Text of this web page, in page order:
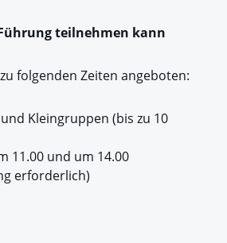
teilnehmen kann
folgenden Zeiten angeboten:
Kleingruppen (bis zu 10
11.00 und um 14.00
erforderlich)